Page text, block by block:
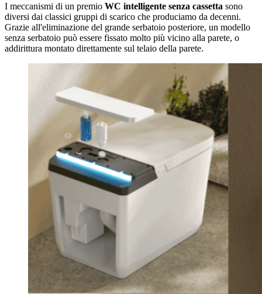
I meccanismi di un premio WC intelligente senza cassetta sono
diversi dai classici gruppi di scarico che produciamo da decenni.
Grazie all'eliminazione del grande serbatoio posteriore, un modello
senza serbatoio può essere fissato molto più vicino alla parete, o
addirittura montato direttamente sul telaio della parete.